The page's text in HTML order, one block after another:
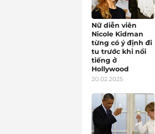
Nữ diễn viên
Nicole Kidman
từng có ý định đi
tu trước khi nổi
tiếng ở
Hollywood
20.02.2025